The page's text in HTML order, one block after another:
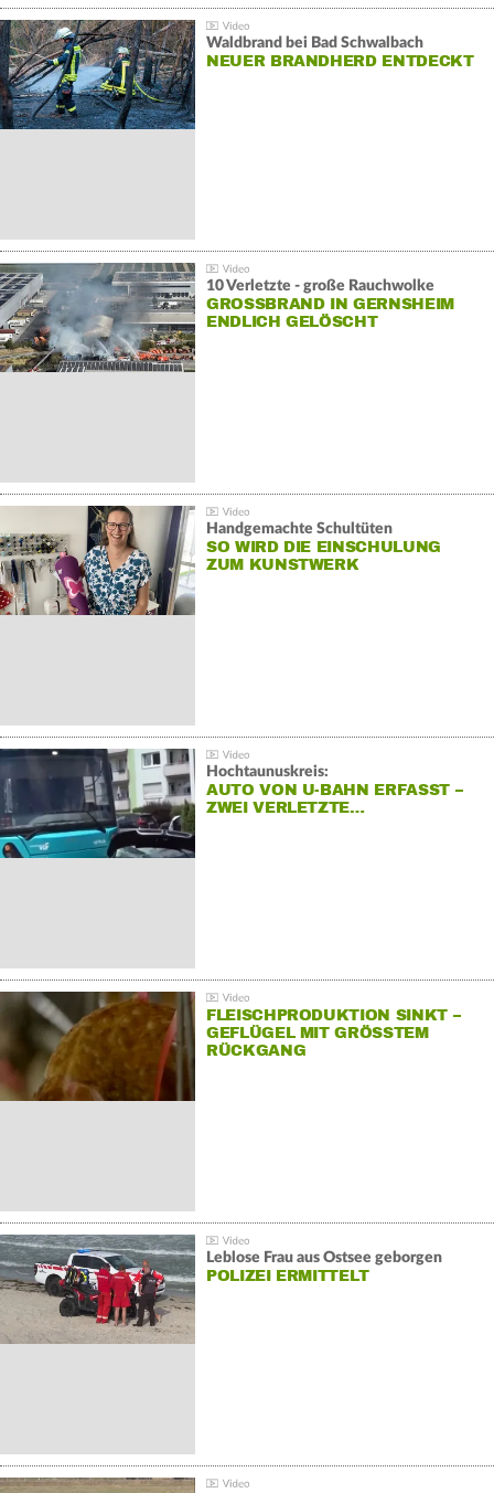
Waldbrand bei Bad Schwalbach
NEUER BRANDHERD ENTDECKT
10 Verletzte - große Rauchwolke
GROSSBRAND IN GERNSHEIM E
NDLICH GELÖSCHT
Handgemachte Schultüten
SO WIRD DIE EINSCHULUNG
ZUM KUNSTWERK
Hochtaunuskreis:
AUTO VON U-BAHN ERFASST –
ZWEI VERLETZTE…
FLEISCHPRODUKTION SINKT –
GEFLÜGEL MIT GRÖSSTEM R
ÜCKGANG
Leblose Frau aus Ostsee geborgen
POLIZEI ERMITTELT